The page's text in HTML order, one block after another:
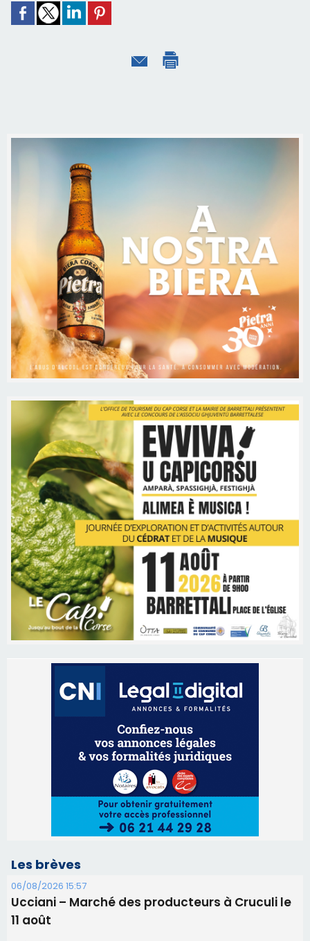
Les brèves
Ucciani – Marché des producteurs à Cruculi le
11 août
06/08/2026 15:25